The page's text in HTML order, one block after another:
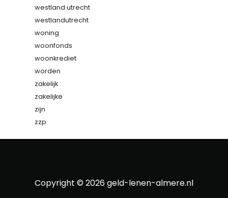
westland utrecht
westlandutrecht
woning
woonfonds
woonkrediet
worden
zakelijk
zakelijke
zijn
zzp
Copyright © 2026geld-lenen-almere.nl